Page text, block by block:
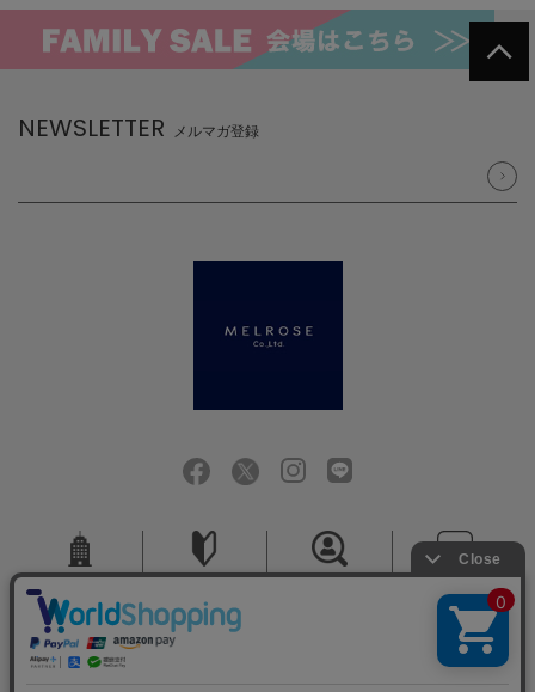
NEWSLETTER メルマガ登録
会社概要 お問い合せ
ご利用規約 特定商取引法に基づく表記